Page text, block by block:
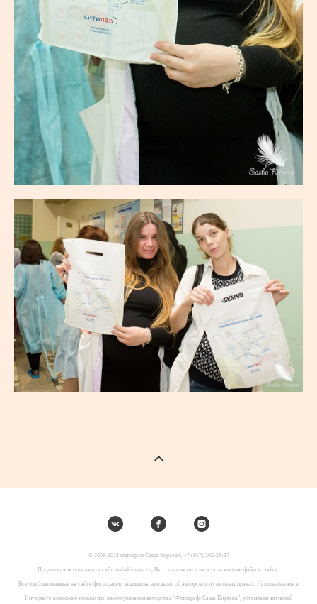
© 2009-2018 фотограф Саша Киреева, +7 (917) 262-25-37
Продолжая использовать сайт sashakireeva.ru, Вы соглашаетесь на использование файлов cookie.
Все опубликованные на сайте фотографии защищены законами об авторских и смежных правах. Использование в
Интернете возможно только при явном указании авторства "Фотограф: Саша Киреева", установки активной